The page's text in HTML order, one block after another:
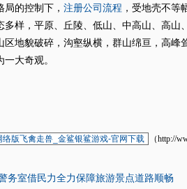
的控制下， 注册公司流程 ，受地壳不等
多样，平原、丘陵、低山、中高山、高山
区地貌破碎，沟壑纵横，群山绵亘，高峰
大奇观。
络版飞禽走兽_金鲨银鲨游戏-官网下载 （http://
务室借民力全力保障旅游景点道路顺畅